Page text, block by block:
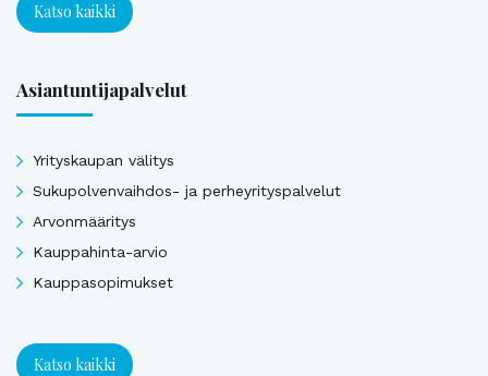
Katso kaikki
Asiantuntijapalvelut
Yrityskaupan välitys
Sukupolvenvaihdos- ja perheyrityspalvelut
Arvonmääritys
Kauppahinta-arvio
Kauppasopimukset
Katso kaikki